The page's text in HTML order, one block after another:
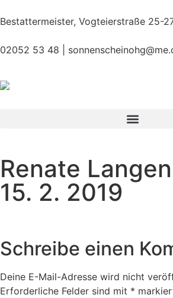
Bestattermeister, Vogteierstraße 25-
02052 53 48 |
Renate
15. 2. 2019
Schreibe einen
Deine E-Mail-Adresse wird nicht
Erforderliche Felder sind mit *